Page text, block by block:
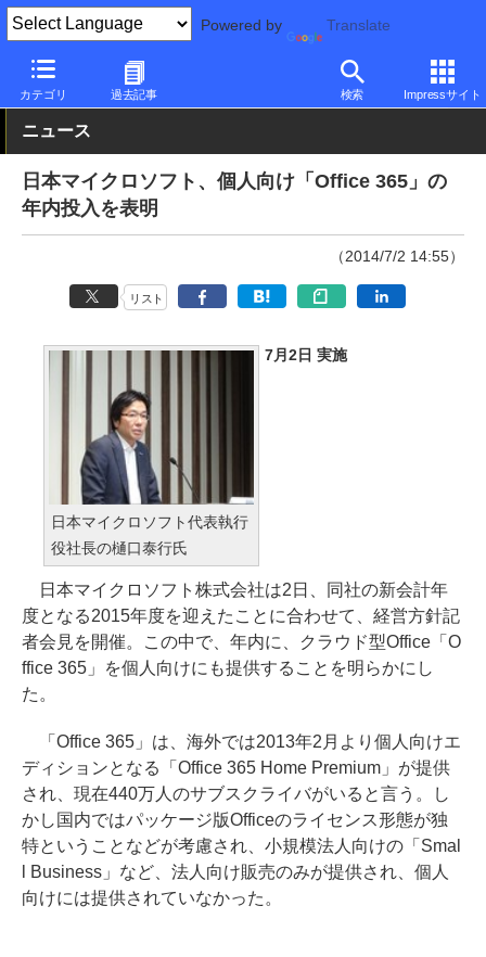
Powered by Translate
カテゴリ 過去記事 検索 Impressサイト
PC Watch ソフトウェア/アプリ Microsoft Office その他
ニュース
日本マイクロソフト、個人向け「Office 365」の
年内投入を表明
（2014/7/2 14:55）
リスト
日本マイクロソフト代表執行
役社長の樋口泰行氏
7月2日 実施
日本マイクロソフト株式会社は2日、同社の新会計年
度となる2015年度を迎えたことに合わせて、経営方針記
者会見を開催。この中で、年内に、クラウド型Office「O
ffice 365」を個人向けにも提供することを明らかにし
た。
「Office 365」は、海外では2013年2月より個人向けエ
ディションとなる「Office 365 Home Premium」が提供
され、現在440万人のサブスクライバがいると言う。し
かし国内ではパッケージ版Officeのライセンス形態が独
特ということなどが考慮され、小規模法人向けの「Smal
l Business」など、法人向け販売のみが提供され、個人
向けには提供されていなかった。